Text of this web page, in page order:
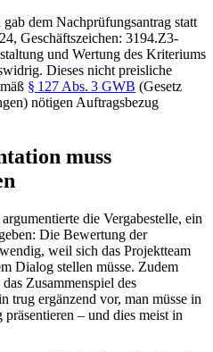
dem Nachprüfungsantrag statt
Geschäftszeichen: 3194.Z3-
und Wertung des Kriteriums
Dieses nicht preisliche
§ 127 Abs. 3 GWB (Gesetz
nötigen Auftragsbezug
muss
die Vergabestelle, ein
Die Bewertung der
weil sich das Projektteam
Dialog stellen müsse. Zudem
Zusammenspiel des
trug ergänzend vor, man müsse in
– und dies meist in